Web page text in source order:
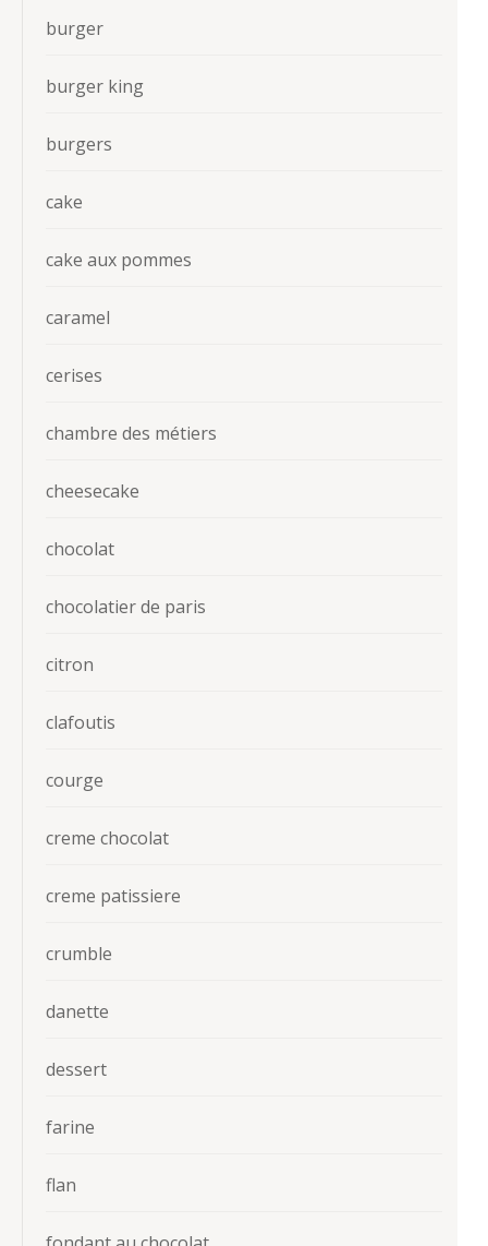
burger
burger king
burgers
cake
cake aux pommes
caramel
cerises
chambre des métiers
cheesecake
chocolat
chocolatier de paris
citron
clafoutis
courge
creme chocolat
creme patissiere
crumble
danette
dessert
farine
flan